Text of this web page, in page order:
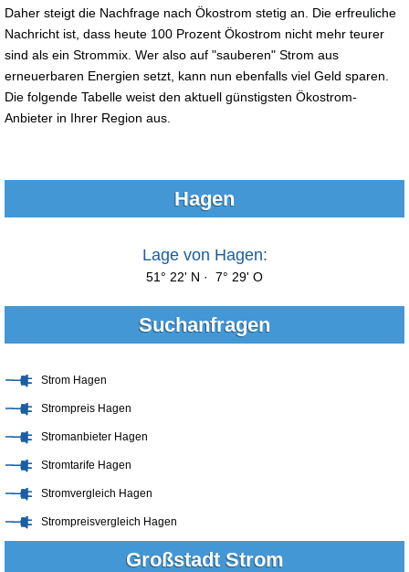
Daher steigt die Nachfrage nach Ökostrom stetig an. Die erfreuliche
Nachricht ist, dass heute 100 Prozent Ökostrom nicht mehr teurer
sind als ein Strommix. Wer also auf "sauberen" Strom aus
erneuerbaren Energien setzt, kann nun ebenfalls viel Geld sparen.
Die folgende Tabelle weist den aktuell günstigsten Ökostrom-
Anbieter in Ihrer Region aus.
Hagen
Lage von Hagen:
51° 22' N · 7° 29' O
Suchanfragen
Strom Hagen
Strompreis Hagen
Stromanbieter Hagen
Stromtarife Hagen
Stromvergleich Hagen
Strompreisvergleich Hagen
Großstadt Strom